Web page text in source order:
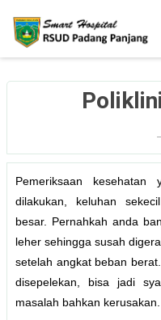
Pemeriksaan kesehatan
dilakukan, keluhan
besar. Pernahkah anda
leher sehingga susah
setelah angkat beban
disepelekan, bisa jadi
masalah bahkan kerusakan.